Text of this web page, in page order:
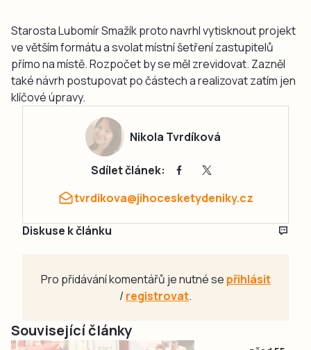
Starosta Lubomír Smažík proto navrhl vytisknout projekt
ve větším formátu a svolat místní šetření zastupitelů
přímo na místě. Rozpočet by se měl zrevidovat. Zazněl
také návrh postupovat po částech a realizovat zatím jen
klíčové úpravy.
Nikola Tvrdíková
Sdílet článek:
tvrdikova@jihocesketydeniky.cz
Diskuse k článku
Pro přidávání komentářů je nutné se přihlásit
/registrovat.
Související články